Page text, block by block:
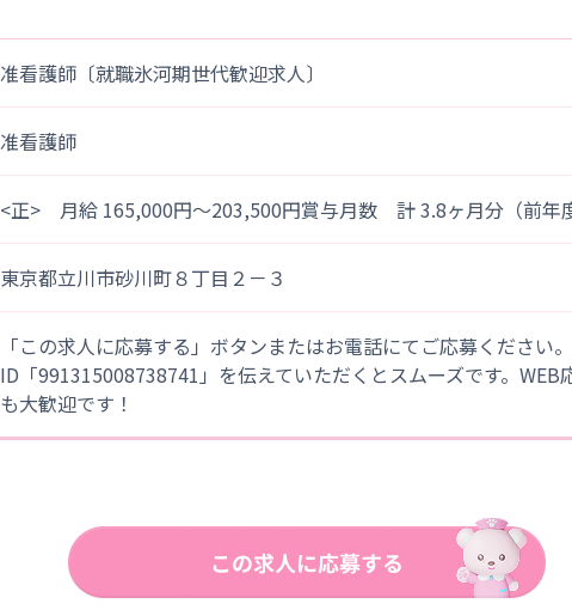
准看護師〔就職氷河期世代歓迎求人〕
准看護師
<正> 月給 165,000円～203,500円賞与月数 計 3.8ヶ月分（前年
東京都立川市砂川町８丁目２－３
「この求人に応募する」ボタンまたはお電話にてご応募ください
ID「991315008738741」を伝えていただくとスムーズです。WEB
も大歓迎です！